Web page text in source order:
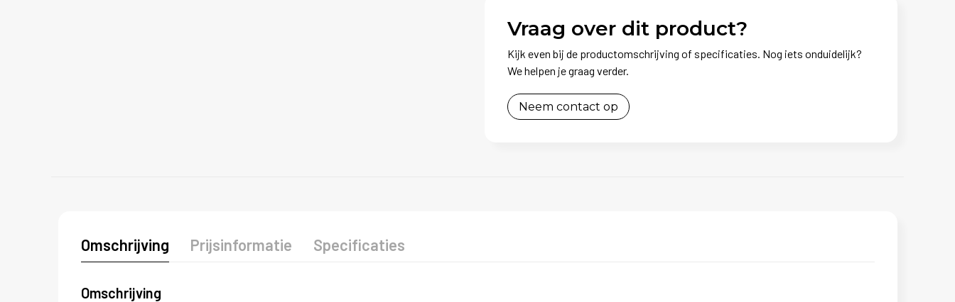
Vraag over dit product?
Kijk even bij de productomschrijving of specificaties. Nog iets onduidelijk?
We helpen je graag verder.
Neem contact op
Omschrijving Prijsinformatie Specificaties
Omschrijving